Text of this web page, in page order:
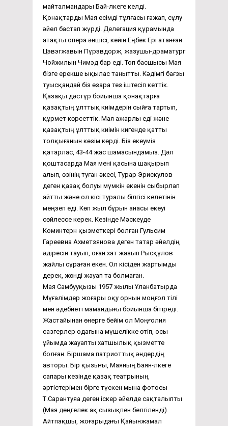
майталмандары Бай-Өлкеге келді.
Қонақтарды Мая есімді тұлғасы ғажап, сұлу
әйел бастап жүрді. Делегация құрамында
атақты опера әншісі, кейін Еңбек Ері атанған
Цэвэгжавын Пүрэвдорж, жазушы-драматург
Чойжилын Чимэд бар еді. Топ басшысы Мая
бізге ерекше ықылас танытты. Кәдімгі бағзы
туысқандай біз өзара тез іштесіп кеттік.
Қазақы дәстүр бойынша қонақтарға
қазақтың ұлттық киімдерін сыйға тартып,
құрмет көрсеттік. Мая ажарлы еді және
қазақтың ұлттық киімін кигенде қатты
толқығанын көзім көрді. Біз екеуміз
қатарлас, 43-44 жас шамасындамыз. Дәл
қоштасарда Мая мені қасына шақырып
алып, өзінің туған әкесі, Турар Эрискулов
деген қазақ болуы мүмкін екенін сыбырлап
айтты және ол кісі туралы білгісі келетінін
меңзеп еді. Көп жыл бұрын анасы екеуі
сөйлессе керек. Кезінде Мәскеуде
Коминтерн қызметкері болған Гульсим
Гареевна Ахметзянова деген татар әйелдің
әдіресін тауып, оған хат жазып Рысқұлов
жайлы сұраған екен. Ол кісіден жартымды
дерек, жөнді жауап та болмаған.
Мая Самбууқызы 1957 жылы Ұланбатырда
Мұғалімдер жоғары оқу орнын моңғол тілі
мен әдебиеті мамандығы бойынша бітіреді.
Жастайынан өнерге бейім ол Моңғолия
сазгерлер одағына мүшелікке өтіп, осы
ұйымда жауапты хатшылық қызметте
болған. Біршама патриоттық әндердің
авторы. Бір қызығы, Маяның Баян-Өлкеге
сапары кезінде қазақ театрының
әртістерімен бірге түскен мына фотосы
Т.Сарантуяа деген іскер әйелде сақталыпты
(Мая дөңгелек ақ сызықпен белгіленді).
Айтпақшы, жоғарыдағы Қайынжамал